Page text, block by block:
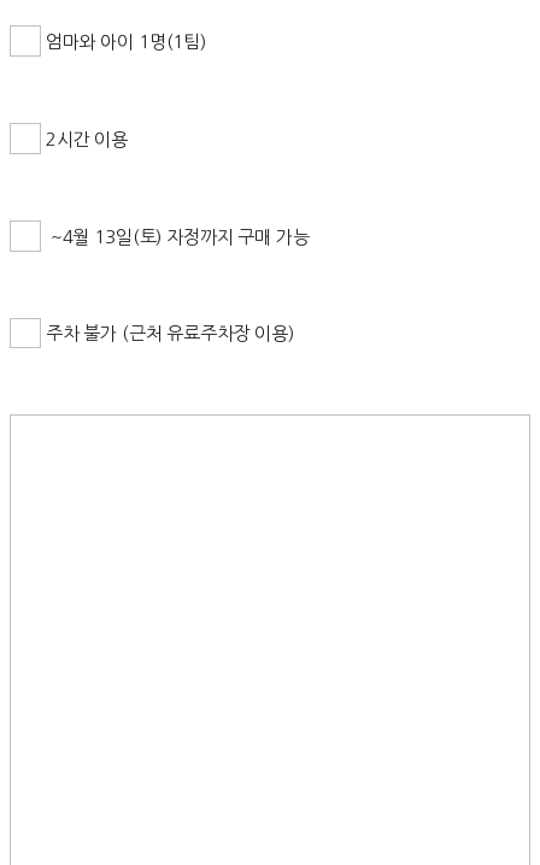
엄마와 아이 1명(1팀)
2시간 이용
~4월 13일(토) 자정까지 구매 가능
주차 불가 (근처 유료주차장 이용)